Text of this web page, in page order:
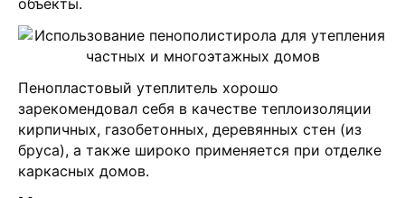
объекты.
Пенопластовый утеплитель хорошо
зарекомендовал себя в качестве теплоизоляции
кирпичных, газобетонных, деревянных стен (из
бруса), а также широко применяется при отделке
каркасных домов.